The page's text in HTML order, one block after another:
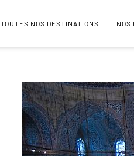
TOUTES NOS DESTINATIONS NOS